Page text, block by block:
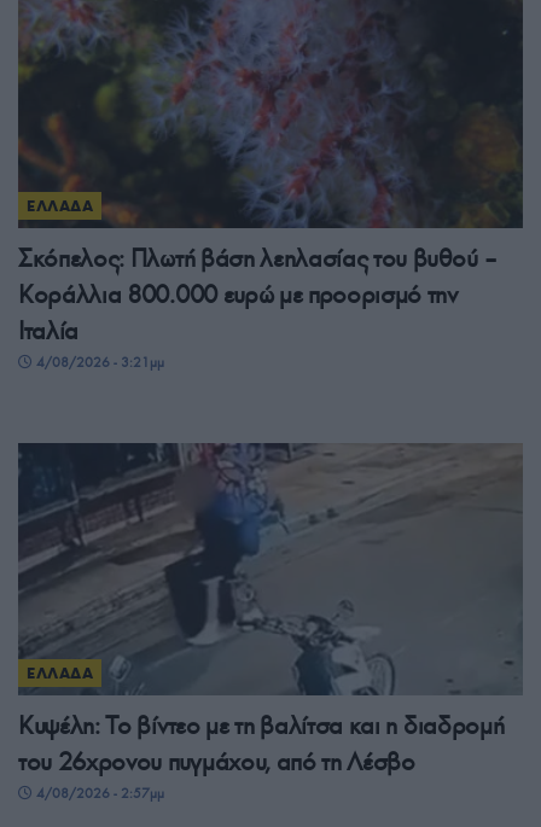
ΕΛΛΑΔΑ
Σκόπελος: Πλωτή βάση λεηλασίας του βυθού –
Κοράλλια 800.000 ευρώ με προορισμό την
Ιταλία
4/08/2026 - 3:21μμ
ΕΛΛΑΔΑ
Κυψέλη: Το βίντεο με τη βαλίτσα και η διαδρομή
του 26χρονου πυγμάχου, από τη Λέσβο
4/08/2026 - 2:57μμ